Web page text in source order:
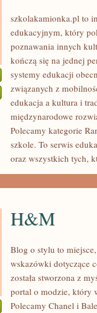
EDUKACJA
KULTURA
TRADYCJE
szkolakamionka.pl to
edukacyjnym, który
poznawania innych
kończą się na jednej
systemy edukacji
związanych z
edukacja a kultura i
międzynarodowe
Polecamy kategorie
szkole. To serwis
oraz wszystkich tych,
H&M
Blog o stylu to
wskazówki dotyczące
została stworzona z
portal o modzie, który
Polecamy Chanel i